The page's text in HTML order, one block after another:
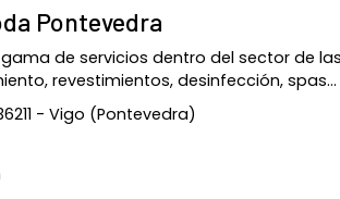
Pontevedra
de servicios dentro del sector de las
revestimientos, desinfección, spas...
- Vigo (Pontevedra)